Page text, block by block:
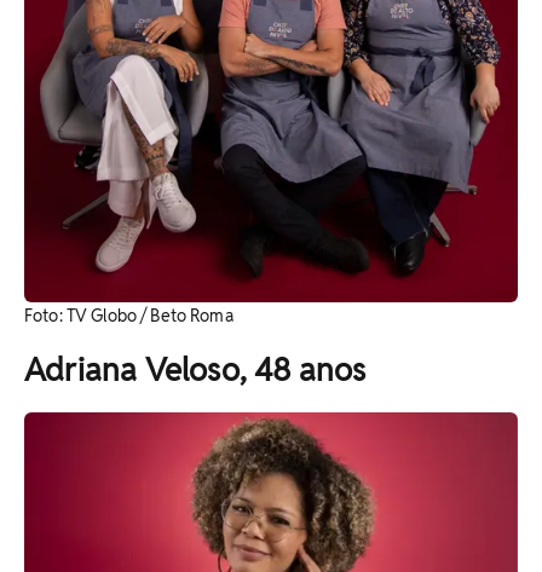
Foto: TV Globo / Beto Roma
Adriana Veloso, 48 anos